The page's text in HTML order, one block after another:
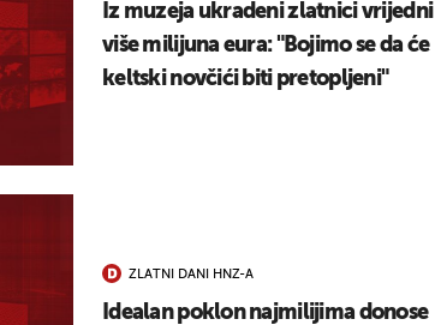
Iz muzeja ukradeni zlatnici vrijedni
više milijuna eura: "Bojimo se da će
keltski novčići biti pretopljeni"
ZLATNI DANI HNZ-A
Idealan poklon najmilijima donose